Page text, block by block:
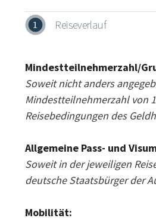
1 Reiseverlauf
Mindestteilnehmerzahl/
Soweit nicht anders
Mindestteilnehmerzahl von
Reisebedingungen des
Allgemeine Pass- und
Soweit in der jeweiligen
deutsche Staatsbürger der
Mobilität: